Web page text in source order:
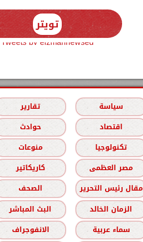
تويتر
Tweets by elzmannewseg
سياسة
تقارير
اقتصاد
حوادث
تكنولوجيا
منوعات
مصر العظمى
كاريكاتير
مقال رئيس التحرير
الصحف
الزمان الخالد
البث المباشر
سماء عربية الانفوجراف